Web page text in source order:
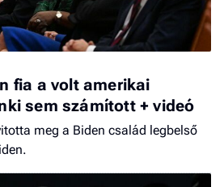
fia a volt amerikai
sem számított + videó
meg a Biden család legbelső